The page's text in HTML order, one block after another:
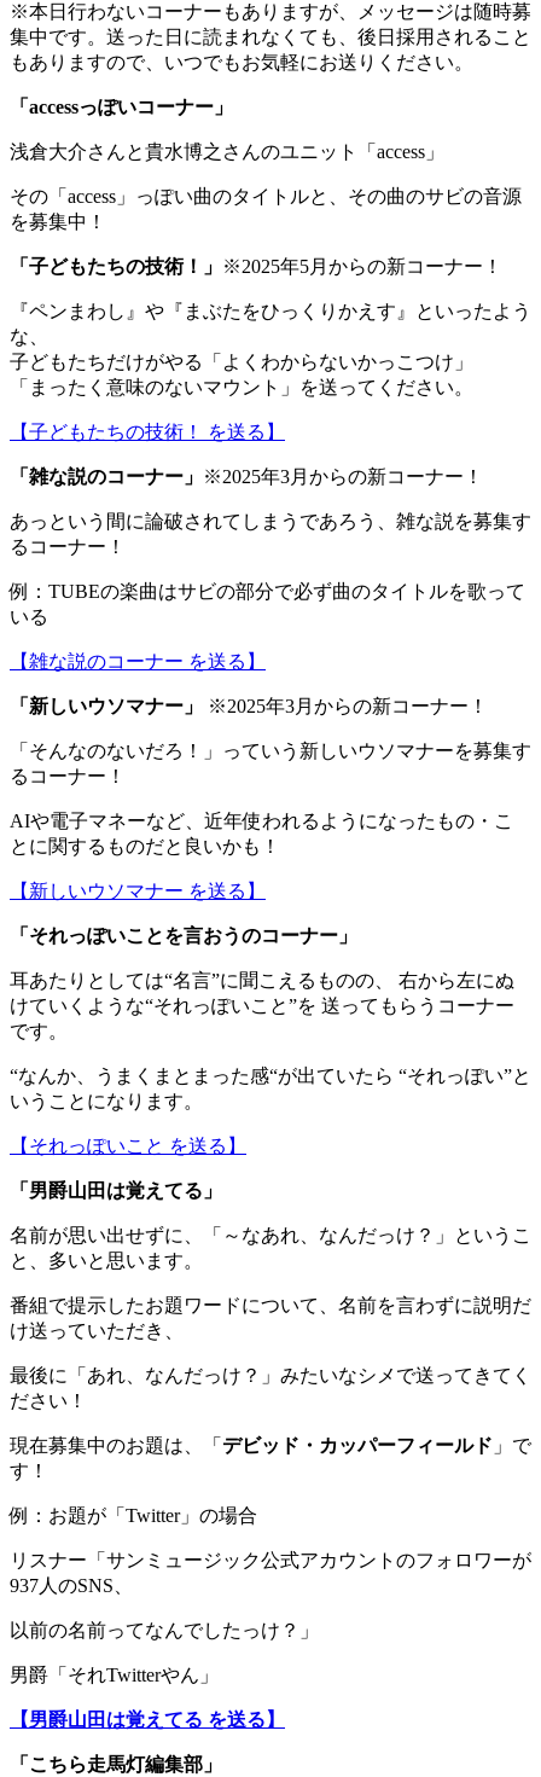
※本日行わないコーナーもありますが、メッセージは随時募
集中です。送った日に読まれなくても、後日採用されること
もありますので、いつでもお気軽にお送りください。
「 accessっぽいコーナー 」
浅倉大介さんと貴水博之さんのユニット「access」
その「access」っぽい曲のタイトルと、その曲のサビの音源
を募集中！
「 子どもたちの技術！ 」 ※2025年5月からの新コーナー！
『ペンまわし』や『まぶたをひっくりかえす』といったよう
な、
子どもたちだけがやる「よくわからないかっこつけ」
「まったく意味のないマウント」を送ってください。
【子どもたちの技術！ を送る】
「 雑な説のコーナー 」 ※2025年3月からの新コーナー！
あっという間に論破されてしまうであろう、雑な説を募集す
るコーナー！
例：TUBEの楽曲はサビの部分で必ず曲のタイトルを歌って
いる
【雑な説のコーナー を送る】
「 新しいウソマナー 」 ※2025年3月からの新コーナー！
「そんなのないだろ！」っていう新しいウソマナーを募集す
るコーナー！
AIや電子マネーなど、近年使われるようになったもの・こ
とに関するものだと良いかも！
【新しいウソマナー を送る】
「 それっぽいことを言おうのコーナー 」
耳あたりとしては“名言”に聞こえるものの、 右から左にぬ
けていくような“それっぽいこと”を 送ってもらうコーナー
です。
“なんか、うまくまとまった感“が出ていたら “それっぽい”と
いうことになります。
【それっぽいこと を送る】
「男爵山田は覚えてる」
名前が思い出せずに、「～なあれ、なんだっけ？」というこ
と、多いと思います。
番組で提示したお題ワードについて、名前を言わずに説明だ
け送っていただき、
最後に「あれ、なんだっけ？」みたいなシメで送ってきてく
ださい！
現在募集中のお題は、「 デビッド・カッパーフィールド 」で
す！
例：お題が「Twitter」の場合
リスナー「サンミュージック公式アカウントのフォロワーが
937人のSNS、
以前の名前ってなんでしたっけ？」
男爵「それTwitterやん」
【男爵山田は覚えてる を送る】
「こちら走馬灯編集部」